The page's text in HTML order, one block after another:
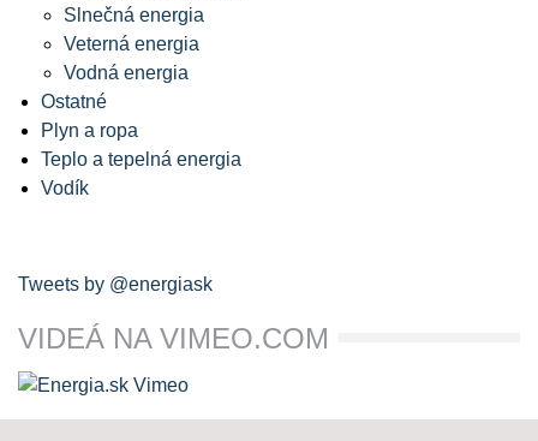
Slnečná energia
Veterná energia
Vodná energia
Ostatné
Plyn a ropa
Teplo a tepelná energia
Vodík
Tweets by @energiask
VIDEÁ NA VIMEO.COM